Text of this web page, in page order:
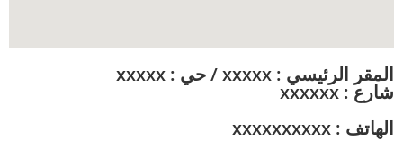
المقر الرئيسي : xxxxx / حي : xxxxx
شارع : xxxxxx
الهاتف : xxxxxxxxxx